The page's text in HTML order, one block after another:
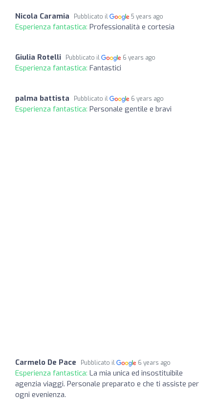
Nicola Caramia Pubblicato il 5 years ago
Esperienza fantastica: Professionalità e cortesia
Giulia Rotelli Pubblicato il 6 years ago
Esperienza fantastica: Fantastici
palma battista Pubblicato il 6 years ago
Esperienza fantastica: Personale gentile e bravi
Carmelo De Pace Pubblicato il 6 years ago
Esperienza fantastica: La mia unica ed insostituibile
agenzia viaggi. Personale preparato e che ti assiste per
ogni evenienza.